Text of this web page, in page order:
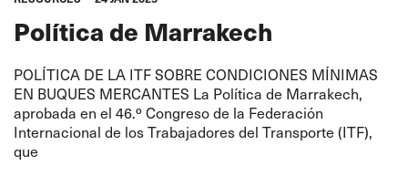
Política de Marrakech
POLÍTICA DE LA ITF SOBRE CONDICIONES MÍNIMAS
EN BUQUES MERCANTES La Política de Marrakech,
aprobada en el 46.º Congreso de la Federación
Internacional de los Trabajadores del Transporte (ITF),
que